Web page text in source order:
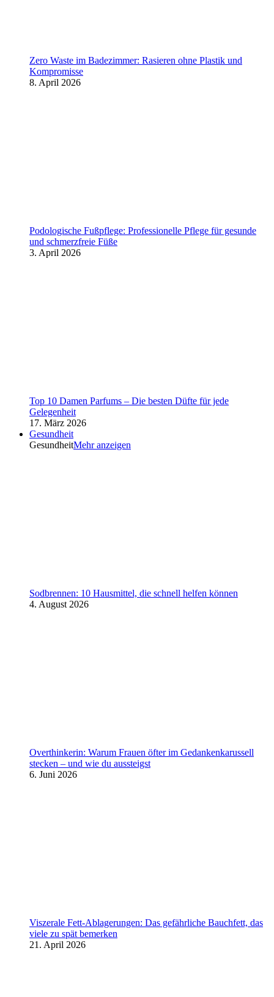
Zero Waste im Badezimmer: Rasieren ohne Plastik und
Kompromisse
8. April 2026
Podologische Fußpflege: Professionelle Pflege für gesunde
und schmerzfreie Füße
3. April 2026
Top 10 Damen Parfums – Die besten Düfte für jede
Gelegenheit
17. März 2026
Gesundheit
GesundheitMehr anzeigen
Sodbrennen: 10 Hausmittel, die schnell helfen können
4. August 2026
Overthinkerin: Warum Frauen öfter im Gedankenkarussell
stecken – und wie du aussteigst
6. Juni 2026
Viszerale Fett-Ablagerungen: Das gefährliche Bauchfett, das
viele zu spät bemerken
21. April 2026